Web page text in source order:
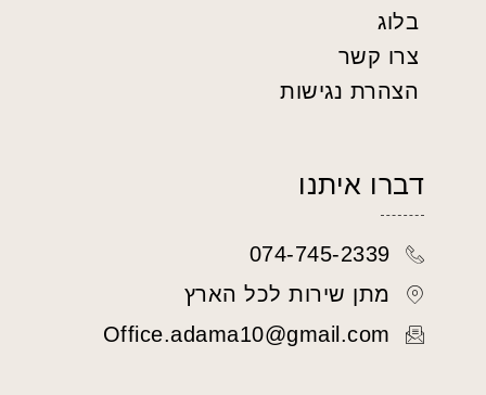
בלוג
צרו קשר
הצהרת נגישות
דברו איתנו
074-745-2339
מתן שירות לכל הארץ
Office.adama10@gmail.com